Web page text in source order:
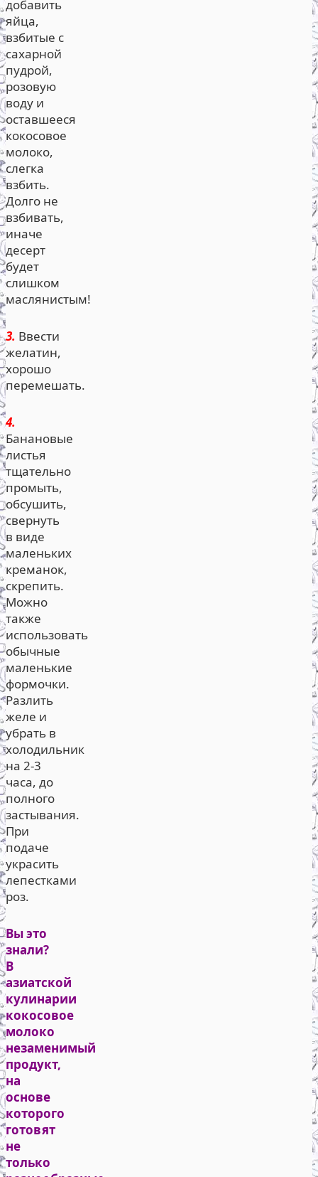
добавить
яйца,
взбитые с
сахарной
пудрой,
розовую
воду и
оставшееся
кокосовое
молоко,
слегка
взбить.
Долго не
взбивать,
иначе
десерт
будет
слишком
маслянистым!
3. Ввести
желатин,
хорошо
перемешать.
4.
Банановые
листья
тщательно
промыть,
обсушить,
свернуть
в виде
маленьких
креманок,
скрепить.
Можно
также
использовать
обычные
маленькие
формочки.
Разлить
желе и
убрать в
холодильник
на 2-3
часа, до
полного
застывания.
При
подаче
украсить
лепестками
роз.
Вы это
знали?
В
азиатской
кулинарии
кокосовое
молоко
незаменимый
продукт,
на
основе
которого
готовят
не
только